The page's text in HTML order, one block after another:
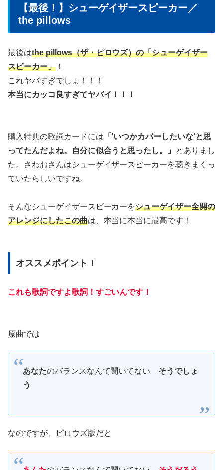
【最後！】シューゲイザースピーカー／
the pillows
最後はthe pillows（ザ・ピロウズ）の「シューゲイザー
スピーカー」 ！
これヤバすぎでしょ！！！
本当にカッコ良すぎてヤバイ！！！
購入特典の歌詞カードには 「’いつかカバーしたいな’と思
ってたんだよね。自分に似合うと思ったし。」
とありまし
た。さわおさんはシューゲイザースピーカーを聴きまくっ
ていたらしいですね。
そんなシューゲイザースピーカーをシューゲイザー全開の
アレンジにしたこの曲は、本当に本当に最高です！
オススメポイント！
これも歌詞ですよ歌詞！すごいんです！
原曲では
あなたのバランスなんて聞いてない そうでしょ
う
なのですが、ピロウズ版だと